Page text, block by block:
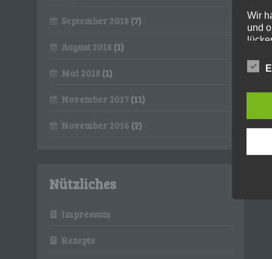
September 2018 (7)
August 2018 (1)
Mai 2018 (1)
November 2017 (11)
November 2016 (2)
Nützliches
Impressum
Rezepte
Wir
und
Die
Wir